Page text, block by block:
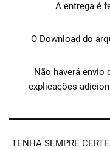
A entrega é
O Download do
Não haverá envio
explicações
TENHA SEMPRE